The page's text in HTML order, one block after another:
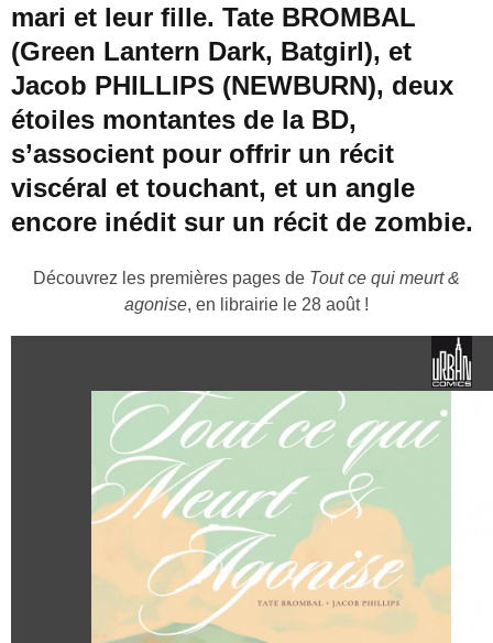
mari et leur fille. Tate BROMBAL
(Green Lantern Dark, Batgirl), et
Jacob PHILLIPS (NEWBURN), deux
étoiles montantes de la BD,
s’associent pour offrir un récit
viscéral et touchant, et un angle
encore inédit sur un récit de zombie.
Découvrez les premières pages de Tout ce qui meurt &
agonise, en librairie le 28 août !